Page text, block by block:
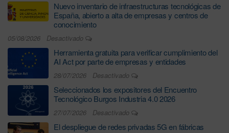
Nuevo inventario de infraestructuras tecnológicas de
España, abierto a alta de empresas y centros de
conocimiento
05/08/2026 Desactivado
Herramienta gratuita para verificar cumplimiento del
AI Act por parte de empresas y entidades
28/07/2026 Desactivado
Seleccionados los expositores del Encuentro
Tecnológico Burgos Industria 4.0 2026
27/07/2026 Desactivado
El despliegue de redes privadas 5G en fábricas